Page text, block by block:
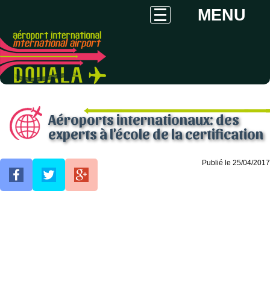
MENU
Aéroports internationaux: des
experts à l'école de la certification
Publié le 25/04/2017